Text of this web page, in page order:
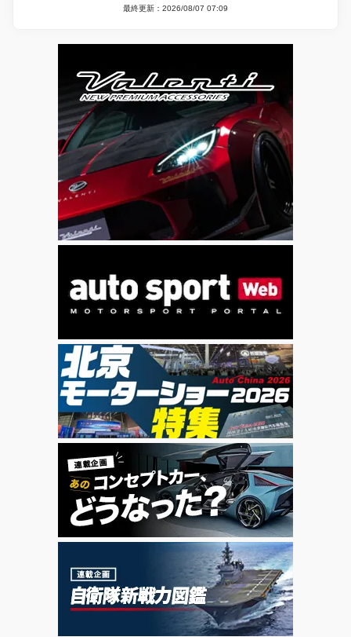
最終更新：2026/08/07 07:09